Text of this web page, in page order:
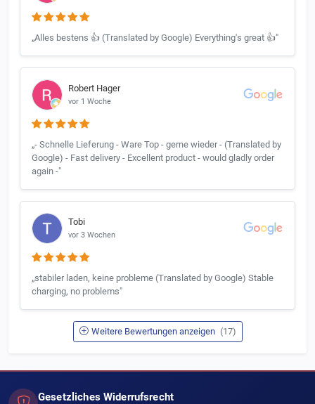
„Alles bestens 👍 (Translated by Google) Everything's great 👍"
Robert Hager
vor 1 Woche
„- Schnelle Lieferung - Ware Top - gerne wieder - (Translated by
Google) - Fast delivery - Excellent product - would gladly order
again -"
Tobi
vor 3 Wochen
„stabiler laden, keine probleme (Translated by Google) Stable
charging, no problems"
Weitere Bewertungen anzeigen (17)
Gesetzliches Widerrufsrecht